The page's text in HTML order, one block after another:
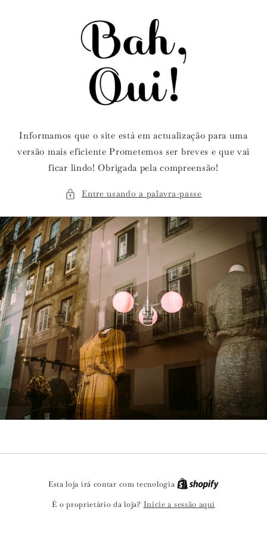
Informamos que o site está em actualização para uma
versão mais eficiente Prometemos ser breves e que vai
ficar lindo! Obrigada pela compreensão!
Entre usando a palavra-passe
Esta loja irá contar com tecnologia
É o proprietário da loja? Inicie a sessão aqui